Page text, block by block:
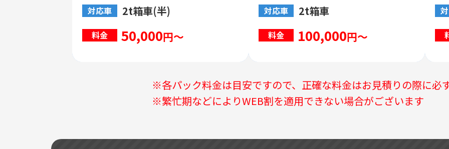
対応車 2t箱車(半)
料金 50,000円～
対応車 2t箱車
料金 100,000円～
※各パック料金は目安ですので、正確な料金はお見積りの際に必
※繁忙期などによりWEB割を適用できない場合がございます